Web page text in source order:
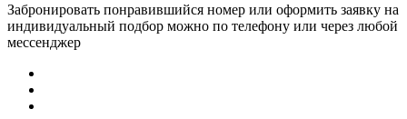
Забронировать понравившийся номер или оформить заявку на
индивидуальный подбор можно по телефону или через любой
мессенджер